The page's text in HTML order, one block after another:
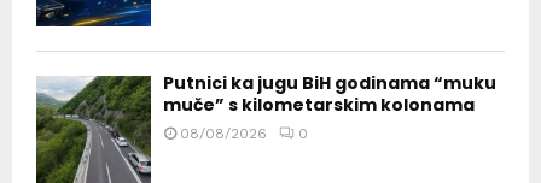
Putnici ka jugu BiH godinama “muku
muče” s kilometarskim kolonama
08/08/2026 0